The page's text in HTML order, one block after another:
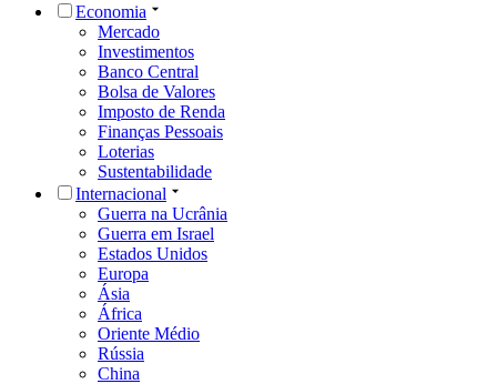
Economia
Mercado
Investimentos
Banco Central
Bolsa de Valores
Imposto de Renda
Finanças Pessoais
Loterias
Sustentabilidade
Internacional
Guerra na Ucrânia
Guerra em Israel
Estados Unidos
Europa
Ásia
África
Oriente Médio
Rússia
China